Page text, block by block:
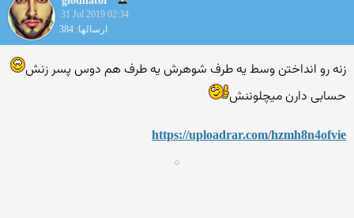
31 Jul 2019 02:34
ارسالها: 384
زنه رو انداختن وسط یه طرف شوهرش یه طرف هم دوس پسر زنش
حسابی دارن میچلوننش
https://uploadrar.com/hzmh8n4ofvie